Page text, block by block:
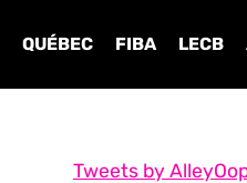
QUÉBEC FIBA LECB
Tweets by